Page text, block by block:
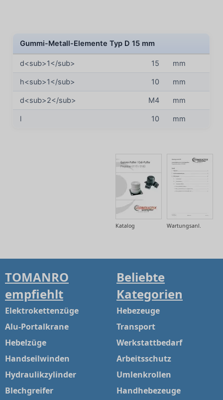
Gummi-Metall-Elemente Typ D 15 mm
d<sub>1</sub> 15 mm
h<sub>1</sub> 10 mm
d<sub>2</sub> M4 mm
l 10 mm
Wartungsanl.
Katalog
TOMANRO
empfiehlt
Elektrokettenzüge
Alu-Portalkrane
Hebelzüge
Handseilwinden
Hydraulikzylinder
Blechgreifer
Beliebte
Kategorien
Hebezeuge
Transport
Werkstattbedarf
Arbeitsschutz
Umlenkrollen
Handhebezeuge